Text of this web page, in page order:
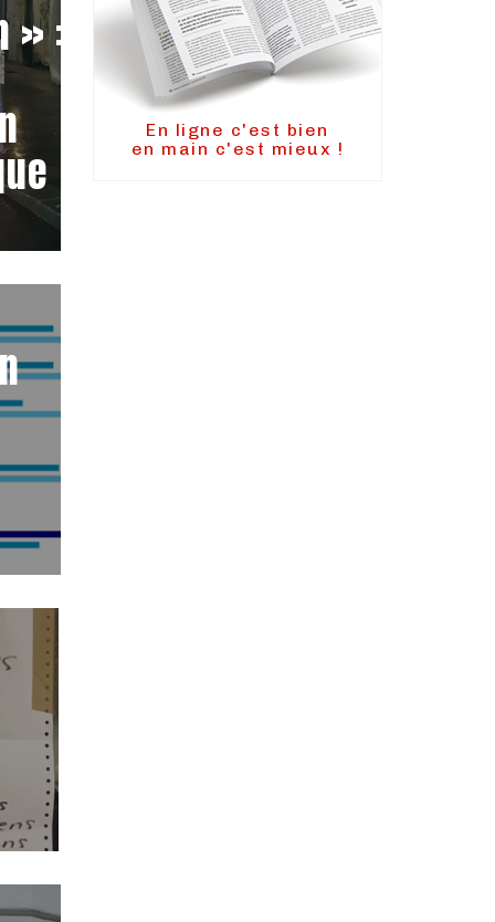
» :
En ligne c'est bien
en main c'est mieux !